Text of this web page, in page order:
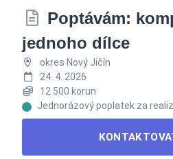
Poptávám:
jednoho dílce
okres Nový Jičín
24. 4. 2026
12 500 korun
Jednorázový poplatek za